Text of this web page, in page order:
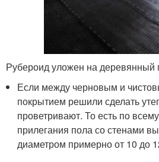
Рубероид уложен на деревянный
Если между черновым и
покрытием решили сделать
проветривают. То есть по
прилегания пола со стенами
диаметром примерно от 10 до